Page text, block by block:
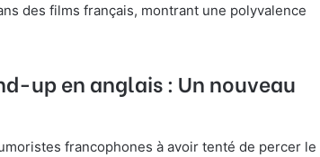
des films français, montrant une polyvalence
up en anglais : Un nouveau
francophones à avoir tenté de percer le